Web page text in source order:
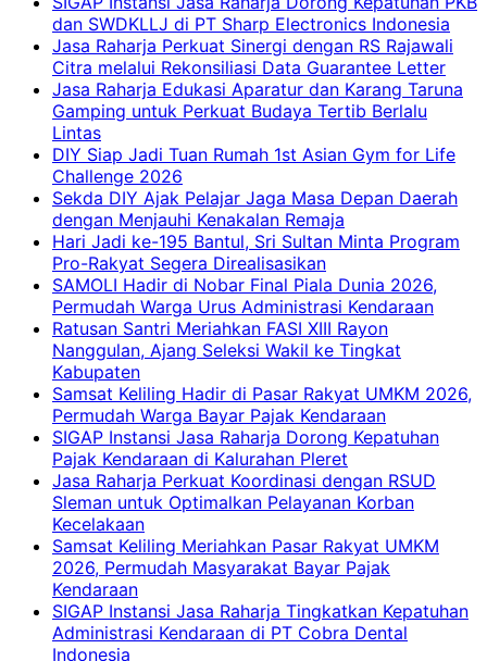
dan SWDKLLJ di PT Sharp Electronics Indonesia
Jasa Raharja Perkuat Sinergi dengan RS Rajawali
Citra melalui Rekonsiliasi Data Guarantee Letter
Jasa Raharja Edukasi Aparatur dan Karang Taruna
Gamping untuk Perkuat Budaya Tertib Berlalu
Lintas
DIY Siap Jadi Tuan Rumah 1st Asian Gym for Life
Challenge 2026
Sekda DIY Ajak Pelajar Jaga Masa Depan Daerah
dengan Menjauhi Kenakalan Remaja
Hari Jadi ke-195 Bantul, Sri Sultan Minta Program
Pro-Rakyat Segera Direalisasikan
SAMOLI Hadir di Nobar Final Piala Dunia 2026,
Permudah Warga Urus Administrasi Kendaraan
Ratusan Santri Meriahkan FASI XIII Rayon
Nanggulan, Ajang Seleksi Wakil ke Tingkat
Kabupaten
Samsat Keliling Hadir di Pasar Rakyat UMKM 2026,
Permudah Warga Bayar Pajak Kendaraan
SIGAP Instansi Jasa Raharja Dorong Kepatuhan
Pajak Kendaraan di Kalurahan Pleret
Jasa Raharja Perkuat Koordinasi dengan RSUD
Sleman untuk Optimalkan Pelayanan Korban
Kecelakaan
Samsat Keliling Meriahkan Pasar Rakyat UMKM
2026, Permudah Masyarakat Bayar Pajak
Kendaraan
SIGAP Instansi Jasa Raharja Tingkatkan Kepatuhan
Administrasi Kendaraan di PT Cobra Dental
Indonesia